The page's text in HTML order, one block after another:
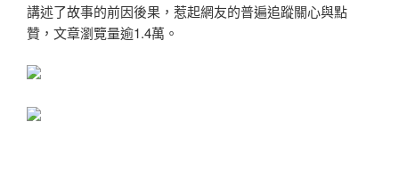
講述了故事的前因後果，惹起網友的普遍追蹤關心與點
贊，文章瀏覽量逾1.4萬。